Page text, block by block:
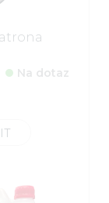
Na dotaz